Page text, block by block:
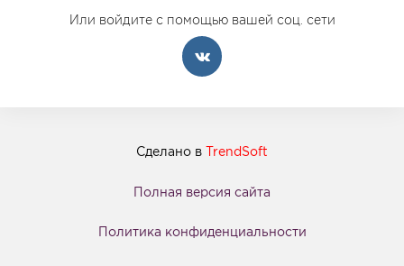
Или войдите с помощью вашей соц. сети
Сделано в TrendSoft
Полная версия сайта
Политика конфиденциальности